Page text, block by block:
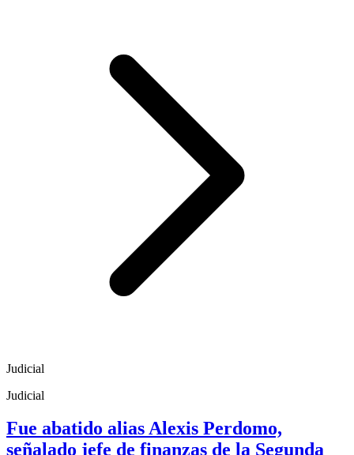
Judicial
Judicial
Fue abatido alias Alexis Perdomo,
señalado jefe de finanzas de la Segunda